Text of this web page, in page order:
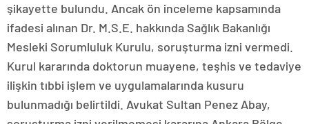
şikayette bulundu. Ancak ön inceleme kapsamında
ifadesi alınan Dr. M.S.E. hakkında Sağlık Bakanlığı
Mesleki Sorumluluk Kurulu, soruşturma izni vermedi.
Kurul kararında doktorun muayene, teşhis ve tedaviye
ilişkin tıbbi işlem ve uygulamalarında kusuru
bulunmadığı belirtildi. Avukat Sultan Penez Abay,